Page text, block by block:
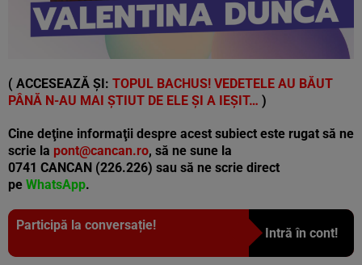
( ACCESEAZĂ ȘI: TOPUL BACHUS! VEDETELE AU BĂUT
PÂNĂ N-AU MAI ȘTIUT DE ELE ȘI A IEȘIT… )
Cine deţine informaţii despre acest subiect este rugat să ne
scrie la pont@cancan.ro, să ne sune la
0741 CANCAN (226.226) sau să ne scrie direct
pe WhatsApp.
Participă la conversație!
Intră în cont!